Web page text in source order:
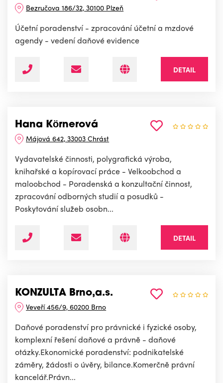
Bezručova 186/32, 30100 Plzeň
Účetní poradenství - zpracování účetní a mzdové
agendy - vedení daňové evidence
DETAIL
Hana Körnerová
Májová 642, 33003 Chrást
Vydavatelské činnosti, polygrafická výroba,
knihařské a kopírovací práce - Velkoobchod a
maloobchod - Poradenská a konzultační činnost,
zpracování odborných studií a posudků -
Poskytování služeb osobn...
DETAIL
KONZULTA Brno,a.s.
Veveří 456/9, 60200 Brno
Daňové poradenství pro právnické i fyzické osoby,
komplexní řešení daňové a právně - daňové
otázky.Ekonomické poradenství: podnikatelské
záměry, žádosti o úvěry, bilance.Komerčně právní
kancelář.Právn...